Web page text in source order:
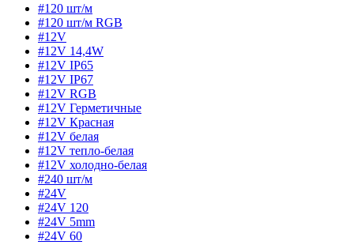
#120 шт/м
#120 шт/м RGB
#12V
#12V 14,4W
#12V IP65
#12V IP67
#12V RGB
#12V Герметичные
#12V Красная
#12V белая
#12V тепло-белая
#12V холодно-белая
#240 шт/м
#24V
#24V 120
#24V 5mm
#24V 60